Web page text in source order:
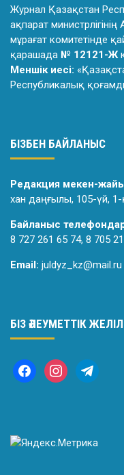
Журнал Қазақстан
ақпарат министрлiгiнiң
мұрағат комитетiнде
қарашада № 12121-Ж
Меншік иесі:
Республикалық
БІЗБЕН БАЙЛАНЫС
Редакция мекен-
хан даңғылы, 105-үй,
Байланыс
8 727 261 65 74, 8 705
Email: juldyz_kz@mail.ru
БІЗ ӘЛЕУМЕТТІК